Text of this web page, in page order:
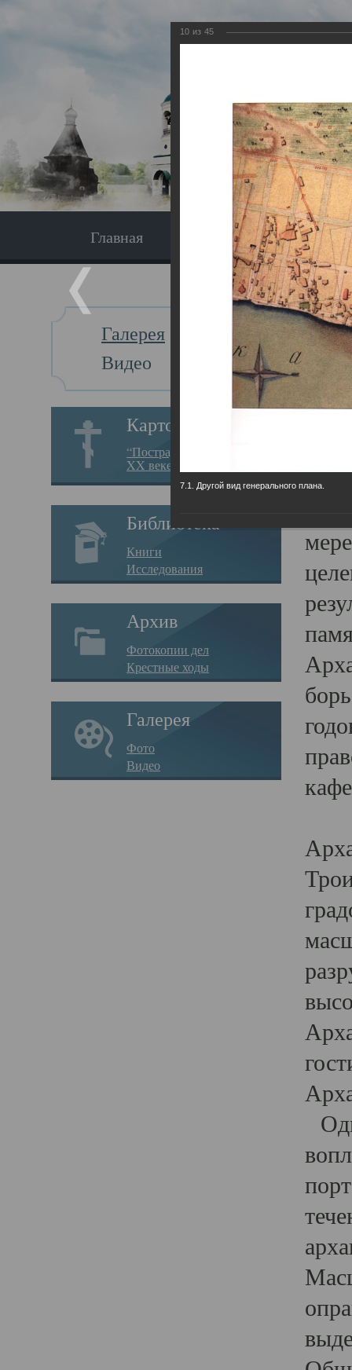
Главная Экскурсия
Галерея
Видео
Картотека
“Пострадавшие за веру в
XX веке на Севере”
Библиотека
Книги
Исследования
Архив
Фотокопии дел
Крестные ходы
Галерея
Фото
Видео
Главная
10 из 45
7.1. Другой вид генерального плана.